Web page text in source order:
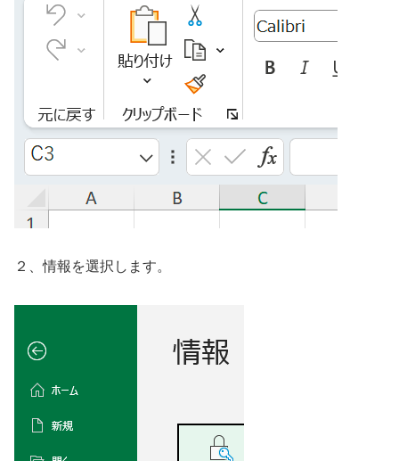
２、情報を選択します。